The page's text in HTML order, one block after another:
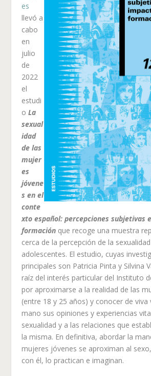
es
llevó a
cabo
en
julio
de
2022
el
estudi
oLa
sexual
idad
de las
mujer
es
jóvene
s en el
conte
xto español: percepciones subjetivas
formación que recoge una muestra
cerca de la percepción de la
adolescentes. El estudio, cuyas
principales son Patricia Pinta y Silvina
raíz del interés particular del Instituto
por aproximarse a la realidad de las
(entre 18 y 25 años) y conocer de viva
mano sus opiniones y experiencias
sexualidad y a las relaciones que
la misma. En definitiva, abordar la
mujeres jóvenes se aproximan al
con él, lo practican e imaginan.